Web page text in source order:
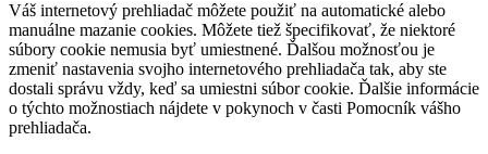
Váš internetový prehliadač môžete použiť na automatické alebo
manuálne mazanie cookies. Môžete tiež špecifikovať, že niektoré
súbory cookie nemusia byť umiestnené. Ďalšou možnosťou je
zmeniť nastavenia svojho internetového prehliadača tak, aby ste
dostali správu vždy, keď sa umiestni súbor cookie. Ďalšie informácie
o týchto možnostiach nájdete v pokynoch v časti Pomocník vášho
prehliadača.